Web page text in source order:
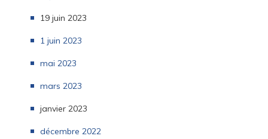
19 juin 2023
1 juin 2023
mai 2023
mars 2023
janvier 2023
décembre 2022